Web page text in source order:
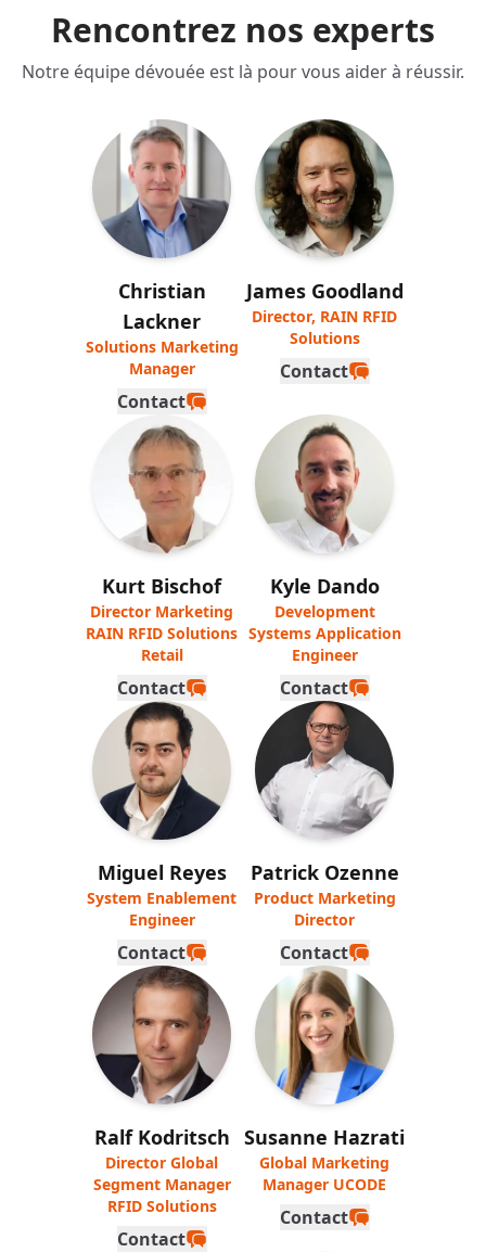
Rencontrez nos experts
Notre équipe dévouée est là pour vous aider à réussir.
Christian
Lackner
Solutions Marketing
Manager
Contact
James Goodland
Director, RAIN RFID
Solutions
Contact
Kurt Bischof
Director Marketing
RAIN RFID Solutions
Retail
Contact
Kyle Dando
Development
Systems Application
Engineer
Contact
Miguel Reyes
System Enablement
Engineer
Contact
Patrick Ozenne
Product Marketing
Director
Contact
Ralf Kodritsch
Director Global
Segment Manager
RFID Solutions
Contact
Susanne Hazrati
Global Marketing
Manager UCODE
Contact